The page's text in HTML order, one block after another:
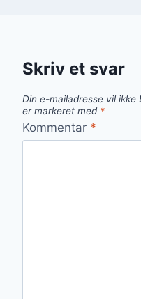
Skriv et svar
Din e-mailadresse vil ikke
er markeret med *
Kommentar *